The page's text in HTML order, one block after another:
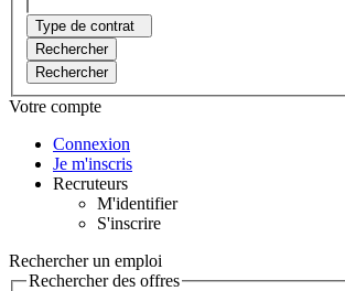
Type de contrat
Rechercher
Rechercher
Votre compte
Connexion
Je m'inscris
Recruteurs
M'identifier
S'inscrire
Rechercher un emploi
Rechercher des offres